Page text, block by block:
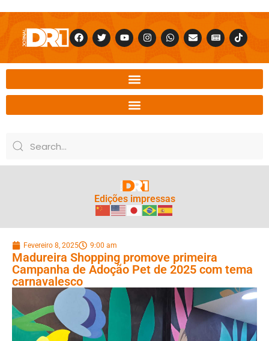
Edições impressas
Fevereiro 8, 2025 9:00 am
Madureira Shopping promove primeira
Campanha de Adoção Pet de 2025 com tema
carnavalesco